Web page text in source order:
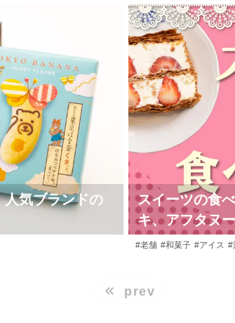
人気ブランドの
スイーツの食
キ、アフタヌ
#老舗 #和菓子 #アイス #
prev